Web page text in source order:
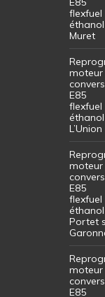
flexfuel
éthanol
Muret
moteur
E85
flexfuel
éthanol
L’Union
moteur
E85
flexfuel
éthanol
Portet
moteur
E85